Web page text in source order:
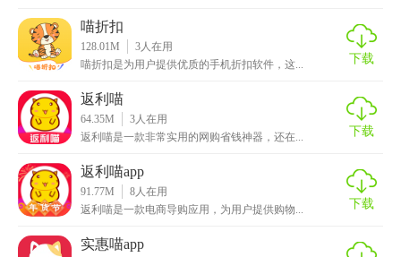
【吃喝玩乐省钱】点
【喵优惠软件亮点】
快来享受不一样的无忧购物操作，在这里随意
自己想要
的商品进行消费。
轻松体验物美价廉的购物操作，看到各种优惠，带给你更好
的购物体验。
乐趣。
喵折扣
128.01M 3人在用
喵折扣是为用户提供优质的手机折扣软件，这...
下载
返利喵
64.35M 3人在用
返利喵是一款非常实用的网购省钱神器，还在...
下载
返利喵app
91.77M 8人在用
返利喵是一款电商导购应用，为用户提供购物...
下载
实惠喵app